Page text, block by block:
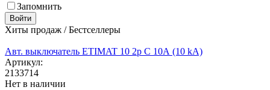
Запомнить
Войти
Хиты продаж / Бестселлеры
Авт. выключатель ETIMAT 10 2p C 10А (10 kA)
Артикул:
2133714
Нет в наличии